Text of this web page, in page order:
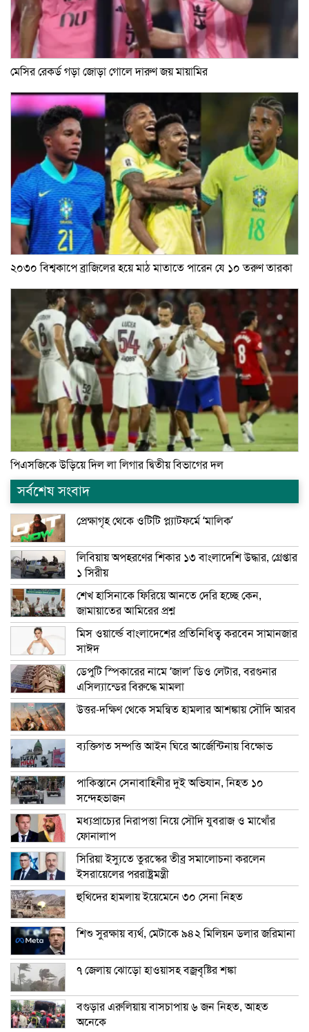
মেসির রেকর্ড গড়া জোড়া গোলে দারুণ জয় মায়ামির
২০৩০ বিশ্বকাপে ব্রাজিলের হয়ে মাঠ মাতাতে পারেন যে ১০ তরুণ তারকা
পিএসজিকে উড়িয়ে দিল লা লিগার দ্বিতীয় বিভাগের দল
সর্বশেষ সংবাদ
প্রেক্ষাগৃহ থেকে ওটিটি প্ল্যাটফর্মে ‘মালিক’
লিবিয়ায় অপহরণের শিকার ১৩ বাংলাদেশি উদ্ধার, গ্রেপ্তার
১ সিরীয়
শেখ হাসিনাকে ফিরিয়ে আনতে দেরি হচ্ছে কেন,
জামায়াতের আমিরের প্রশ্ন
মিস ওয়ার্ল্ডে বাংলাদেশের প্রতিনিধিত্ব করবেন সামানজার
সাঈদ
ডেপুটি স্পিকারের নামে ‘জাল’ ডিও লেটার, বরগুনার
এসিল্যান্ডের বিরুদ্ধে মামলা
উত্তর-দক্ষিণ থেকে সমন্বিত হামলার আশঙ্কায় সৌদি আরব
ব্যক্তিগত সম্পত্তি আইন ঘিরে আর্জেন্টিনায় বিক্ষোভ
পাকিস্তানে সেনাবাহিনীর দুই অভিযান, নিহত ১০
সন্দেহভাজন
মধ্যপ্রাচ্যের নিরাপত্তা নিয়ে সৌদি যুবরাজ ও মাখোঁর
ফোনালাপ
সিরিয়া ইস্যুতে তুরস্কের তীব্র সমালোচনা করলেন
ইসরায়েলের পররাষ্ট্রমন্ত্রী
হুথিদের হামলায় ইয়েমেনে ৩০ সেনা নিহত
শিশু সুরক্ষায় ব্যর্থ, মেটাকে ৯৪২ মিলিয়ন ডলার জরিমানা
৭ জেলায় ঝোড়ো হাওয়াসহ বজ্রবৃষ্টির শঙ্কা
বগুড়ার এরুলিয়ায় বাসচাপায় ৬ জন নিহত, আহত
অনেকে